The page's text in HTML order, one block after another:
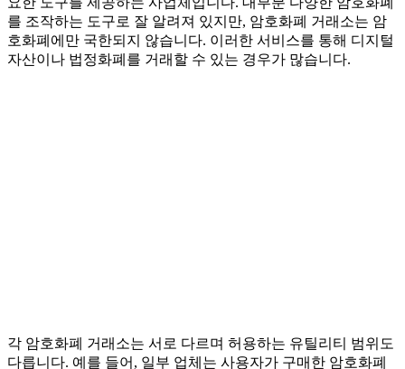
를 조작하는 도구로 잘 알려져 있지만, 암호화폐 거래소는 암
호화폐에만 국한되지 않습니다. 이러한 서비스를 통해 디지털
자산이나 법정화폐를 거래할 수 있는 경우가 많습니다.
각 암호화폐 거래소는 서로 다르며 허용하는 유틸리티 범위도
다릅니다. 예를 들어, 일부 업체는 사용자가 구매한 암호화폐